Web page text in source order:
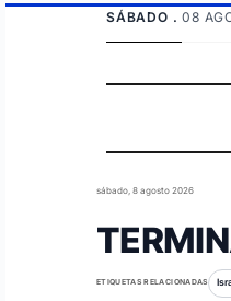
SÁBADO .08
sábado, 8 agosto 2026
ETIQUETAS RELACIONADAS